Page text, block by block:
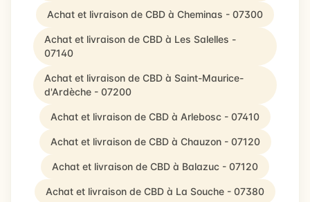
Achat et livraison de CBD à Cheminas - 07300
Achat et livraison de CBD à Les Salelles -
07140
Achat et livraison de CBD à Saint-Maurice-
d'Ardèche - 07200
Achat et livraison de CBD à Arlebosc - 07410
Achat et livraison de CBD à Chauzon - 07120
Achat et livraison de CBD à Balazuc - 07120
Achat et livraison de CBD à La Souche - 07380